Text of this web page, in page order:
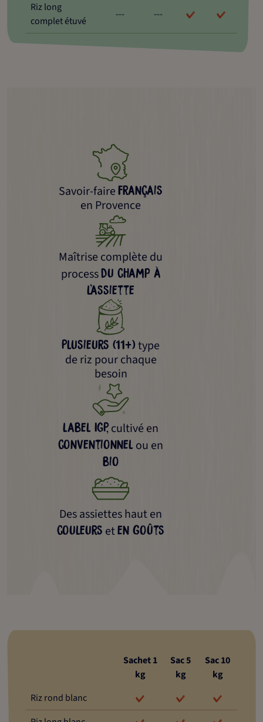
Riz long
complet étuvé
--- ---
Savoir-faire français
en Provence
Maîtrise complète du
process du champ à
l’assiette
Plusieurs (11+) type
de riz pour chaque
besoin
label IGP, cultivé en
conventionnel ou en
bio
Des assiettes haut en
couleurs et en goûts
Sachet 1
kg
Sac 5
kg
Sac 10
kg
Riz rond blanc